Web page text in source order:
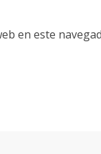
en este